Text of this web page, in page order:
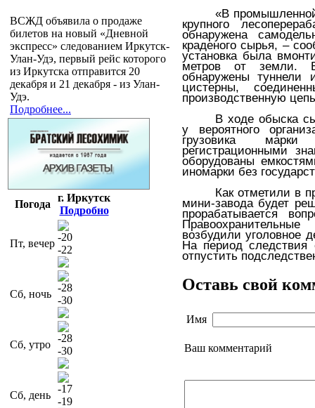
ВСЖД объявила о продаже
билетов на новый «Дневной
экспресс» следованием Иркутск-
Улан-Удэ, первый рейс которого
из Иркутска отправится 20
декабря и 21 декабря - из Улан-
Удэ.
Подробнее...
Погода
г. Иркутск
Подробно
Пт, вечер
-20
-22
Сб, ночь
-28
-30
Сб, утро
-28
-30
Сб, день
-17
-19
«В
крупного
обнаружена
краденого сырья, –
установка была
метров от земли.
обнаружены туннели
цистерны,
производственную
В ходе обыска
у вероятного
грузовика
регистрационными
оборудованы
иномарки без
Как отметили в
мини-завода будет
прорабатывается
возбудили уголовное
На период следствия
отпустить
Оставь свой
Имя
Ваш комментарий